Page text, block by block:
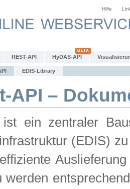
Hilfe
REST-API HyDAS-API
EDIS-Library
API –
ein zentraler
(EDIS)
werden